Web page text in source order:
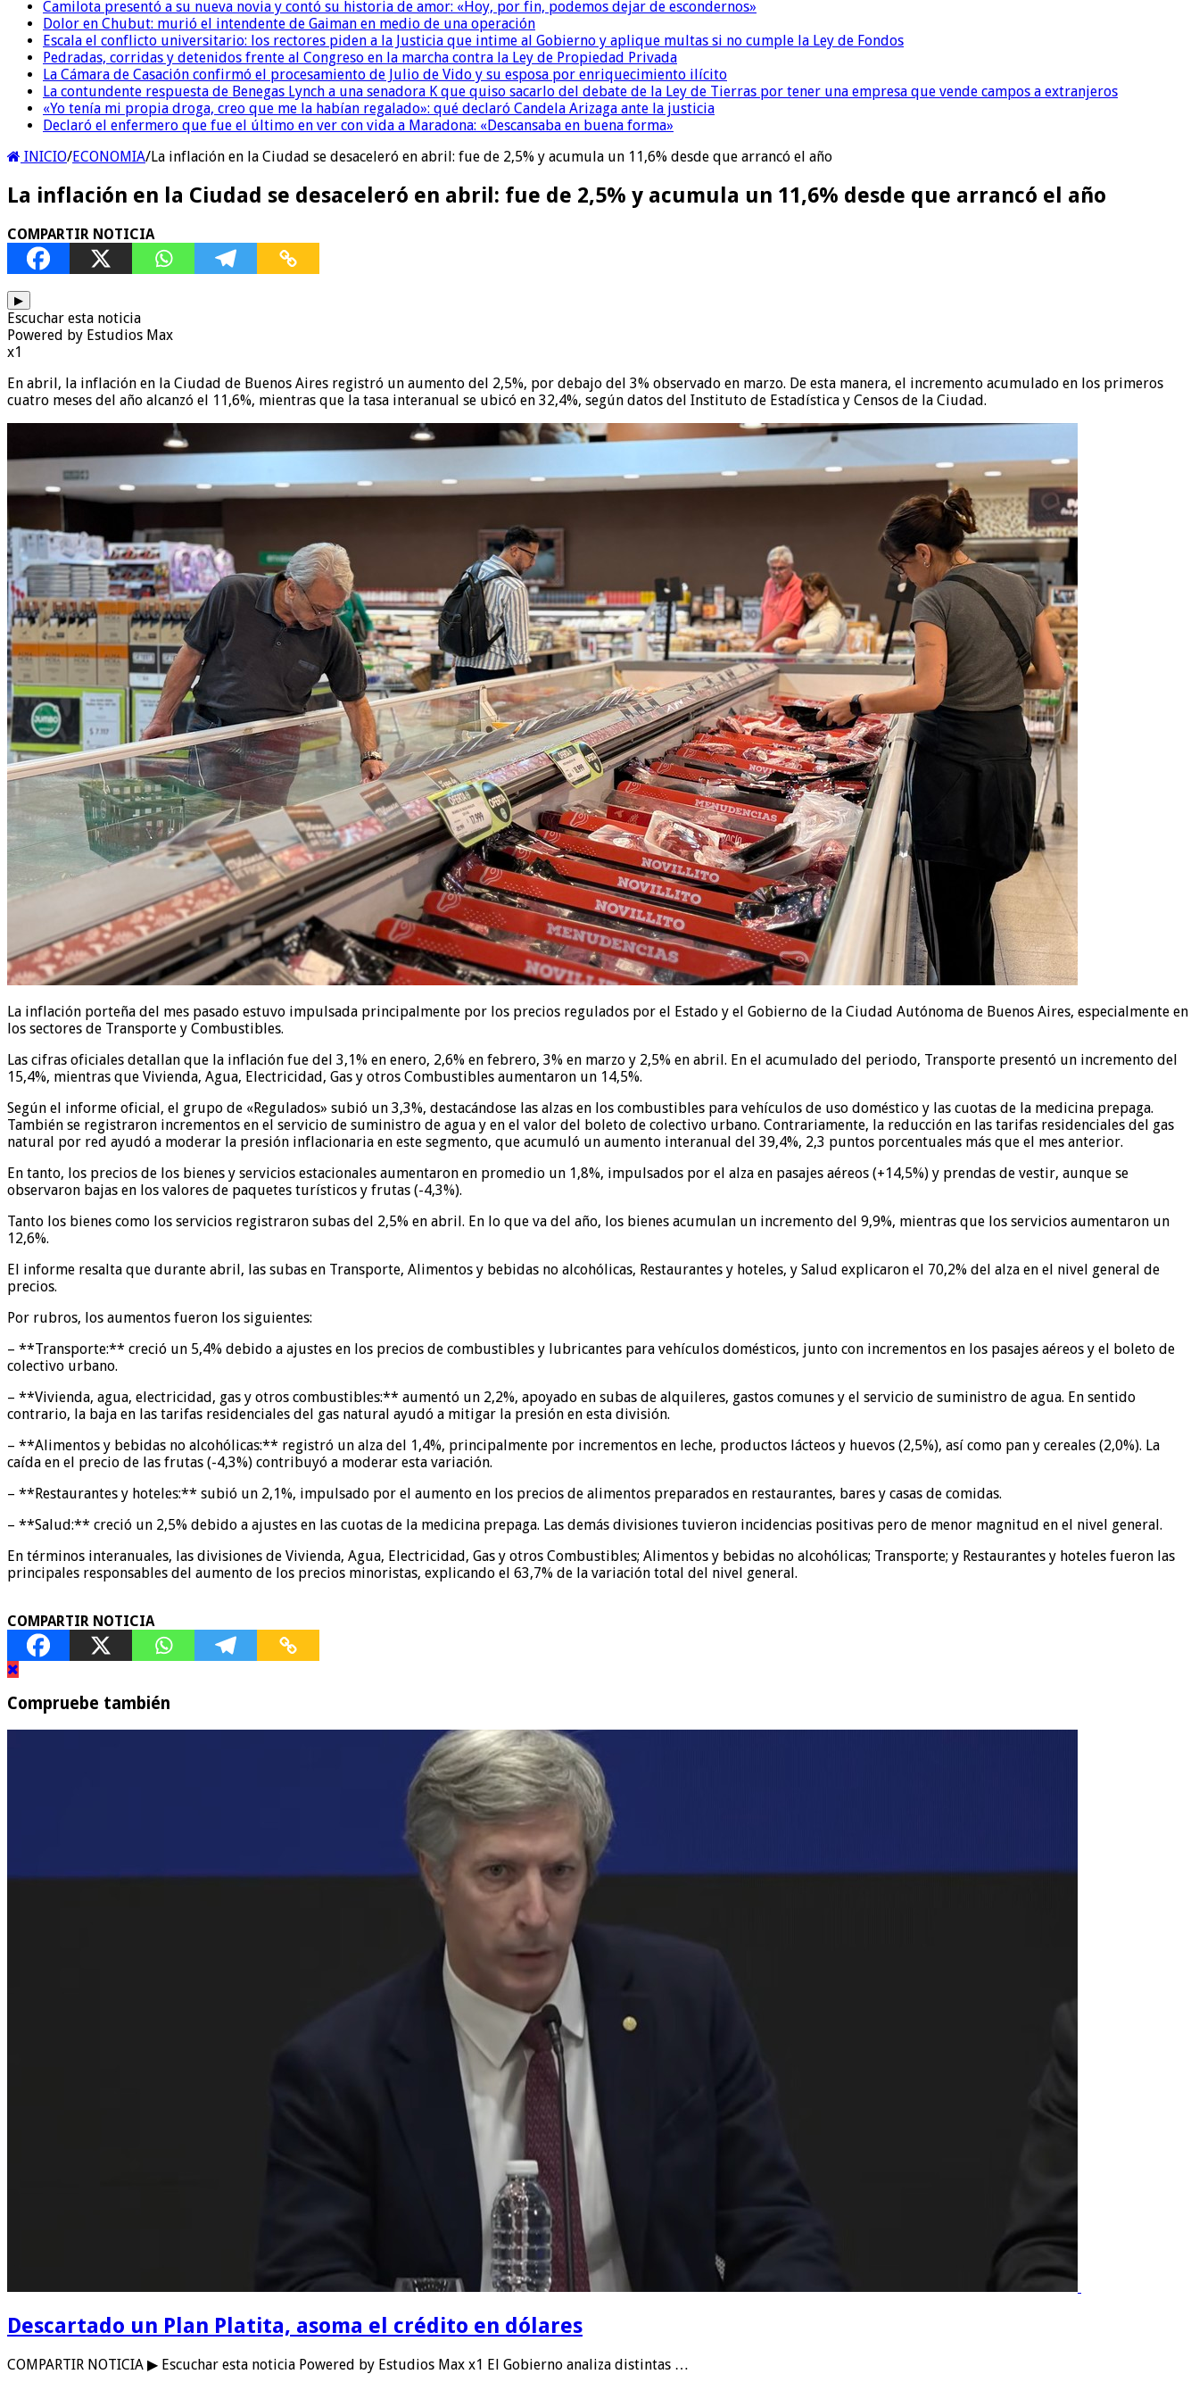
Camilota presentó a su nueva novia y contó su historia de amor: «Hoy, por fin, podemos dejar de escondernos»
Dolor en Chubut: murió el intendente de Gaiman en medio de una operación
Escala el conflicto universitario: los rectores piden a la Justicia que intime al Gobierno y aplique multas si no cumple la Ley de Fondos
Pedradas, corridas y detenidos frente al Congreso en la marcha contra la Ley de Propiedad Privada
La Cámara de Casación confirmó el procesamiento de Julio de Vido y su esposa por enriquecimiento ilícito
La contundente respuesta de Benegas Lynch a una senadora K que quiso sacarlo del debate de la Ley de Tierras por tener una empresa que vende campos a extranjeros
«Yo tenía mi propia droga, creo que me la habían regalado»: qué declaró Candela Arizaga ante la justicia
Declaró el enfermero que fue el último en ver con vida a Maradona: «Descansaba en buena forma»
INICIO/ECONOMIA/La inflación en la Ciudad se desaceleró en abril: fue de 2,5% y acumula un 11,6% desde que arrancó el año
La inflación en la Ciudad se desaceleró en abril: fue de 2,5% y acumula un 11,6% desde que arrancó el año
COMPARTIR NOTICIA
▶
Escuchar esta noticia
Powered by Estudios Max
x1
En abril, la inflación en la Ciudad de Buenos Aires registró un aumento del 2,5%, por debajo del 3% observado en marzo. De esta manera, el incremento acumulado en los primeros
cuatro meses del año alcanzó el 11,6%, mientras que la tasa interanual se ubicó en 32,4%, según datos del Instituto de Estadística y Censos de la Ciudad.
La inflación porteña del mes pasado estuvo impulsada principalmente por los precios regulados por el Estado y el Gobierno de la Ciudad Autónoma de Buenos Aires, especialmente en
los sectores de Transporte y Combustibles.
Las cifras oficiales detallan que la inflación fue del 3,1% en enero, 2,6% en febrero, 3% en marzo y 2,5% en abril. En el acumulado del periodo, Transporte presentó un incremento del
15,4%, mientras que Vivienda, Agua, Electricidad, Gas y otros Combustibles aumentaron un 14,5%.
Según el informe oficial, el grupo de «Regulados» subió un 3,3%, destacándose las alzas en los combustibles para vehículos de uso doméstico y las cuotas de la medicina prepaga.
También se registraron incrementos en el servicio de suministro de agua y en el valor del boleto de colectivo urbano. Contrariamente, la reducción en las tarifas residenciales del gas
natural por red ayudó a moderar la presión inflacionaria en este segmento, que acumuló un aumento interanual del 39,4%, 2,3 puntos porcentuales más que el mes anterior.
En tanto, los precios de los bienes y servicios estacionales aumentaron en promedio un 1,8%, impulsados por el alza en pasajes aéreos (+14,5%) y prendas de vestir, aunque se
observaron bajas en los valores de paquetes turísticos y frutas (-4,3%).
Tanto los bienes como los servicios registraron subas del 2,5% en abril. En lo que va del año, los bienes acumulan un incremento del 9,9%, mientras que los servicios aumentaron un
12,6%.
El informe resalta que durante abril, las subas en Transporte, Alimentos y bebidas no alcohólicas, Restaurantes y hoteles, y Salud explicaron el 70,2% del alza en el nivel general de
precios.
Por rubros, los aumentos fueron los siguientes:
– **Transporte:** creció un 5,4% debido a ajustes en los precios de combustibles y lubricantes para vehículos domésticos, junto con incrementos en los pasajes aéreos y el boleto de
colectivo urbano.
– **Vivienda, agua, electricidad, gas y otros combustibles:** aumentó un 2,2%, apoyado en subas de alquileres, gastos comunes y el servicio de suministro de agua. En sentido
contrario, la baja en las tarifas residenciales del gas natural ayudó a mitigar la presión en esta división.
– **Alimentos y bebidas no alcohólicas:** registró un alza del 1,4%, principalmente por incrementos en leche, productos lácteos y huevos (2,5%), así como pan y cereales (2,0%). La
caída en el precio de las frutas (-4,3%) contribuyó a moderar esta variación.
– **Restaurantes y hoteles:** subió un 2,1%, impulsado por el aumento en los precios de alimentos preparados en restaurantes, bares y casas de comidas.
– **Salud:** creció un 2,5% debido a ajustes en las cuotas de la medicina prepaga. Las demás divisiones tuvieron incidencias positivas pero de menor magnitud en el nivel general.
En términos interanuales, las divisiones de Vivienda, Agua, Electricidad, Gas y otros Combustibles; Alimentos y bebidas no alcohólicas; Transporte; y Restaurantes y hoteles fueron las
principales responsables del aumento de los precios minoristas, explicando el 63,7% de la variación total del nivel general.
COMPARTIR NOTICIA
Compruebe también
Descartado un Plan Platita, asoma el crédito en dólares
COMPARTIR NOTICIA ▶ Escuchar esta noticia Powered by Estudios Max x1 El Gobierno analiza distintas …